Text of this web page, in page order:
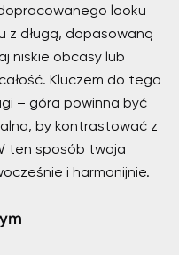
looku
z długą, dopasowaną
niskie obcasy lub
Kluczem do tego
– góra powinna być
by kontrastować z
ten sposób twoja
i harmonijnie.